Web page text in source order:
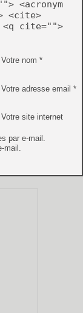
<acronym
<cite>
<q cite="">
Votre nom *
Votre adresse email *
Votre site internet
par e-mail.